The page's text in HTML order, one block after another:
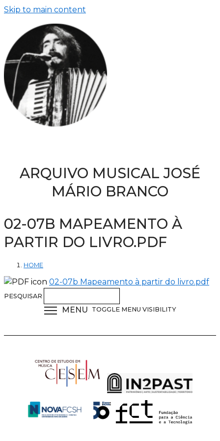
Skip to main content
ARQUIVO MUSICAL JOSÉ
MÁRIO BRANCO
02-07B MAPEAMENTO À
PARTIR DO LIVRO.PDF
HOME
02-07b Mapeamento à partir do livro.pdf
PESQUISAR
MENU TOGGLE MENU VISIBILITY